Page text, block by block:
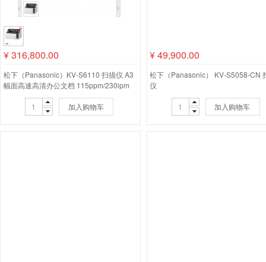
¥316,800.00
松下（Panasonic）KV-S6110 扫描仪 A3
幅面高速高清办公文档 115ppm/230ipm
加入购物车
¥49,900.00
松下（Panasonic） KV-S5058-CN
仪
加入购物车